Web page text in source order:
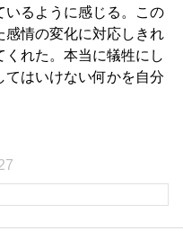
いるように感じる。この
感情の変化に対応しきれ
れた。本当に犠牲にし
はいけない何かを自分